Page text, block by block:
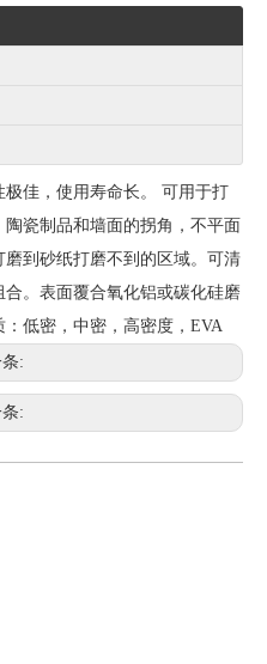
佳，使用寿命长。 可用于打
瓷制品和墙面的拐角，不平面
到砂纸打磨不到的区域。可清
。表面覆合氧化铝或碳化硅磨
低密，中密，高密度，EVA
:
: